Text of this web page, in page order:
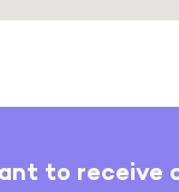
to receive